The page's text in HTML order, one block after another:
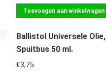
Toevoegen aan winkelwagen
Ballistol Universele Olie,
Spuitbus 50 ml.
€3,75